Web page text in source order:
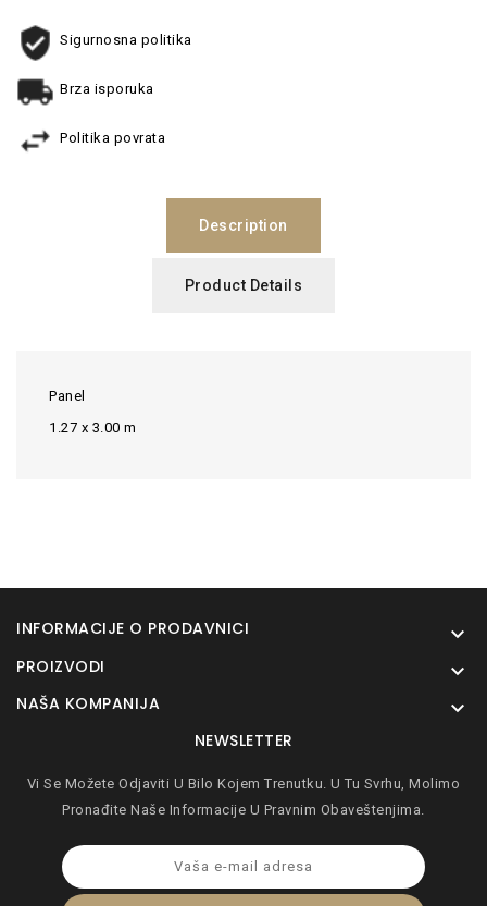
Sigurnosna politika
Brza isporuka
Politika povrata
Description
Product Details
Panel
1.27 x 3.00 m
INFORMACIJE O PRODAVNICI 
PROIZVODI 
NAŠA KOMPANIJA 
NEWSLETTER
Vi Se Možete Odjaviti U Bilo Kojem Trenutku. U Tu Svrhu, Molimo
Pronađite Naše Informacije U Pravnim Obaveštenjima.